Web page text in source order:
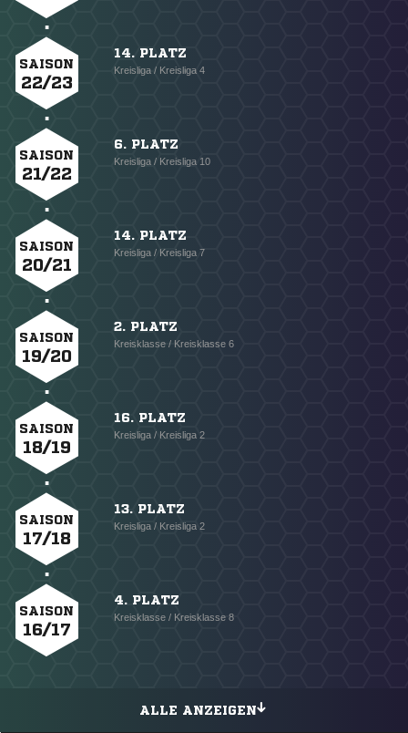
SAISON
22/23
14. PLATZ
Kreisliga / Kreisliga 4
SAISON
21/22
6. PLATZ
Kreisliga / Kreisliga 10
SAISON
20/21
14. PLATZ
Kreisliga / Kreisliga 7
SAISON
19/20
2. PLATZ
Kreisklasse / Kreisklasse 6
SAISON
18/19
16. PLATZ
Kreisliga / Kreisliga 2
SAISON
17/18
13. PLATZ
Kreisliga / Kreisliga 2
SAISON
16/17
4. PLATZ
Kreisklasse / Kreisklasse 8
ALLE ANZEIGEN